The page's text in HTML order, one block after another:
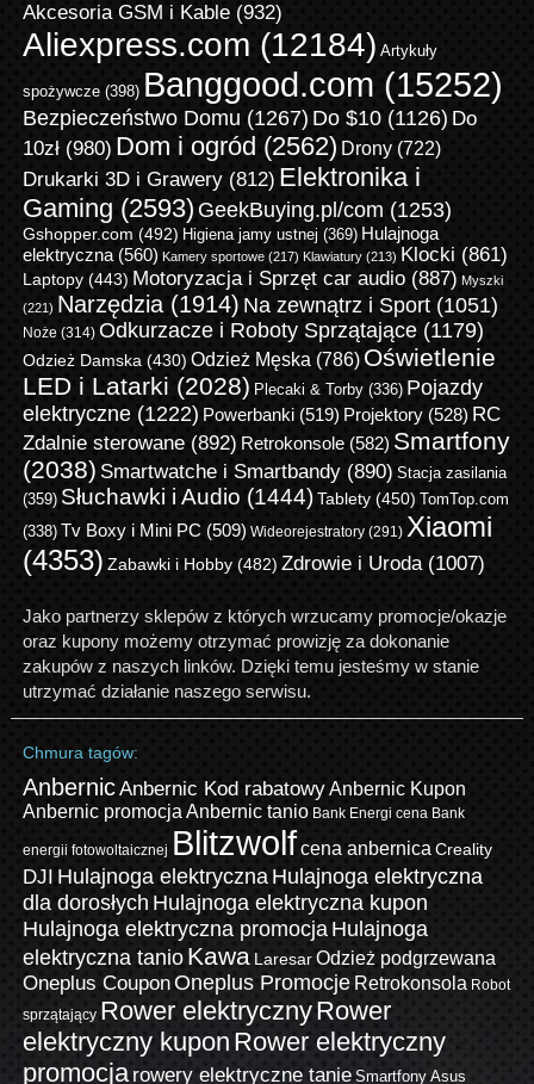
Akcesoria GSM i Kable(932)
Aliexpress.com (12184) Artykuły
spożywcze(398) Banggood.com (15252)
Bezpieczeństwo Domu (1267) Do $10(1126) Do
10zł(980) Dom i ogród (2562) Drony(722)
Drukarki 3D i Grawery(812) Elektronika i
Gaming (2593) GeekBuying.pl/com (1253)
Gshopper.com (492) Higiena jamy ustnej (369) Hulajnoga
elektryczna(560) Kamery sportowe(217) Klawiatury(213) Klocki (861)
Laptopy(443) Motoryzacja i Sprzęt car audio(887) Myszki
(221) Narzędzia(1914) Na zewnątrz i Sport(1051)
Noże (314) Odkurzacze i Roboty Sprzątające(1179)
Odzież Damska(430) Odzież Męska (786) Oświetlenie
LED i Latarki (2028) Plecaki & Torby(336) Pojazdy
elektryczne(1222) Powerbanki(519) Projektory(528) RC
Zdalnie sterowane(892) Retrokonsole(582) Smartfony
(2038) Smartwatche i Smartbandy(890) Stacja zasilania
(359) Słuchawki i Audio (1444)Tablety(450)
TomTop.com
(338) Tv Boxy i Mini PC (509) Wideorejestratory(291) Xiaomi
(4353) Zabawki i Hobby(482) Zdrowie i Uroda(1007)
Jako partnerzy sklepów z których wrzucamy promocje/okazje
oraz kupony możemy otrzymać prowizję za dokonanie
zakupów z naszych linków. Dzięki temu jesteśmy w stanie
utrzymać działanie naszego serwisu.
Chmura tagów:
AnbernicAnbernic Kod rabatowyAnbernic Kupon
Anbernic promocja Anbernic tanio Bank Energi cena Bank
energii fotowoltaicznej Blitzwolfcena anbernica Creality
DJI Hulajnoga elektrycznaHulajnoga elektryczna
dla dorosłych Hulajnoga elektryczna kupon
Hulajnoga elektryczna promocjaHulajnoga
elektryczna tanioKawa Laresar Odzież podgrzewana
Oneplus CouponOneplus Promocje Retrokonsola Robot
sprzątający Rower elektrycznyRower
elektryczny kupon Rower elektryczny
promocja rowery elektryczne tanie Smartfony Asus